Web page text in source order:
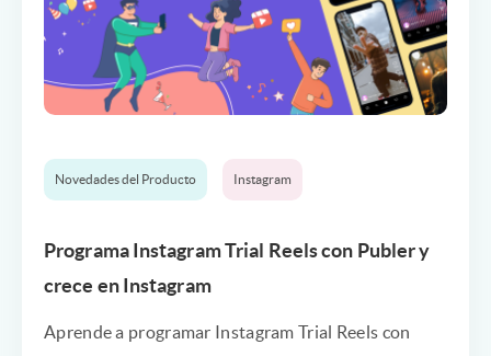
Novedades del Producto Instagram
Programa Instagram Trial Reels con Publer y
crece en Instagram
Aprende a programar Instagram Trial Reels con